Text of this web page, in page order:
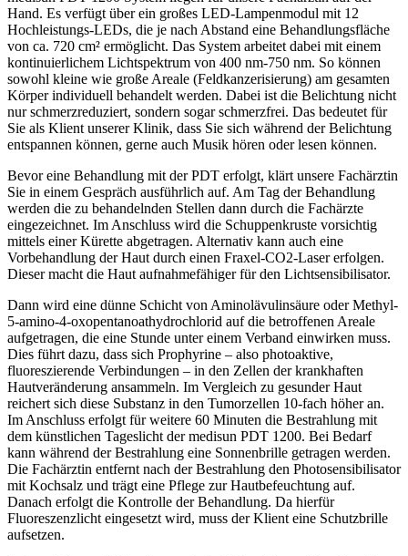
Hand. Es verfügt über ein großes LED-Lampenmodul mit 12
Hochleistungs-LEDs, die je nach Abstand eine Behandlungsfläche
von ca. 720 cm² ermöglicht. Das System arbeitet dabei mit einem
kontinuierlichem Lichtspektrum von 400 nm-750 nm. So können
sowohl kleine wie große Areale (Feldkanzerisierung) am gesamten
Körper individuell behandelt werden. Dabei ist die Belichtung nicht
nur schmerzreduziert, sondern sogar schmerzfrei. Das bedeutet für
Sie als Klient unserer Klinik, dass Sie sich während der Belichtung
entspannen können, gerne auch Musik hören oder lesen können.
Bevor eine Behandlung mit der PDT erfolgt, klärt unsere Fachärztin
Sie in einem Gespräch ausführlich auf. Am Tag der Behandlung
werden die zu behandelnden Stellen dann durch die Fachärzte
eingezeichnet. Im Anschluss wird die Schuppenkruste vorsichtig
mittels einer Kürette abgetragen. Alternativ kann auch eine
Vorbehandlung der Haut durch einen Fraxel-CO2-Laser erfolgen.
Dieser macht die Haut aufnahmefähiger für den Lichtsensibilisator.
Dann wird eine dünne Schicht von Aminolävulinsäure oder Methyl-
5-amino-4-oxopentanoathydrochlorid auf die betroffenen Areale
aufgetragen, die eine Stunde unter einem Verband einwirken muss.
Dies führt dazu, dass sich Prophyrine – also photoaktive,
fluoreszierende Verbindungen – in den Zellen der krankhaften
Hautveränderung ansammeln. Im Vergleich zu gesunder Haut
reichert sich diese Substanz in den Tumorzellen 10-fach höher an.
Im Anschluss erfolgt für weitere 60 Minuten die Bestrahlung mit
dem künstlichen Tageslicht der medisun PDT 1200. Bei Bedarf
kann während der Bestrahlung eine Sonnenbrille getragen werden.
Die Fachärztin entfernt nach der Bestrahlung den Photosensibilisator
mit Kochsalz und trägt eine Pflege zur Hautbefeuchtung auf.
Danach erfolgt die Kontrolle der Behandlung. Da hierfür
Fluoreszenzlicht eingesetzt wird, muss der Klient eine Schutzbrille
aufsetzen.